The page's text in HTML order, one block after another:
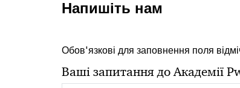
Напишіть нам
Обов'язкові для заповнення поля
Ваші запитання до Академії